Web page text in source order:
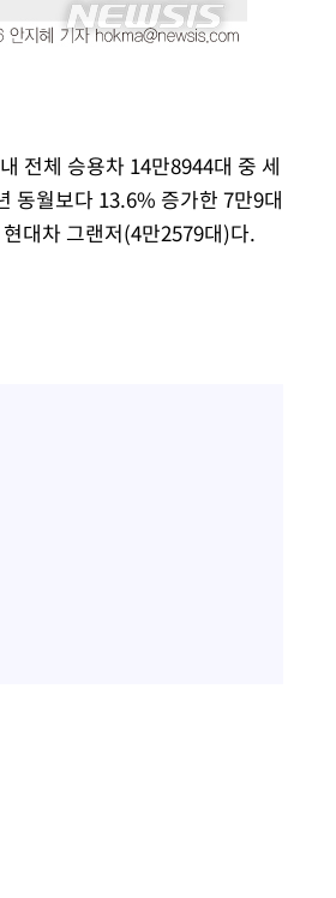
전체 승용차 14만8944대 중 세
동월보다 13.6% 증가한 7만9대
대차 그랜저(4만2579대)다.
써보니
2
오세훈 "용산공원 아파트,
4
'폭염 휴식기' 프로야구 10
식 병행…"야외 훈련 해도